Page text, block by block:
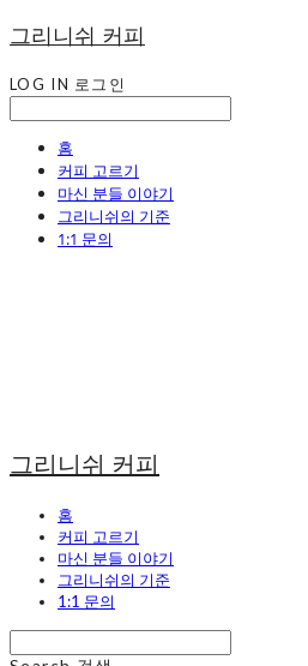
그리니쉬 커피
LOG IN 로그인
홈
커피 고르기
마신 분들 이야기
그리니쉬의 기준
1:1 문의
그리니쉬 커피
홈
커피 고르기
마신 분들 이야기
그리니쉬의 기준
1:1 문의